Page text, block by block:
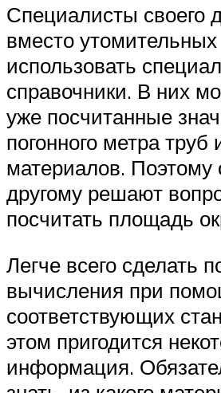
Специалисты своего
вместо
использовать
справочники. В них
уже посчитанные
погонного метра
материалов. Поэтому
другому решают
посчитать площадь
Легче всего сделать
вычисления при
соответствующих
этом пригодится
информация.